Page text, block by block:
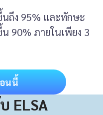
ถึง 95% และทักษะ
90% ภายในเพียง 3
นนี้
ELSA